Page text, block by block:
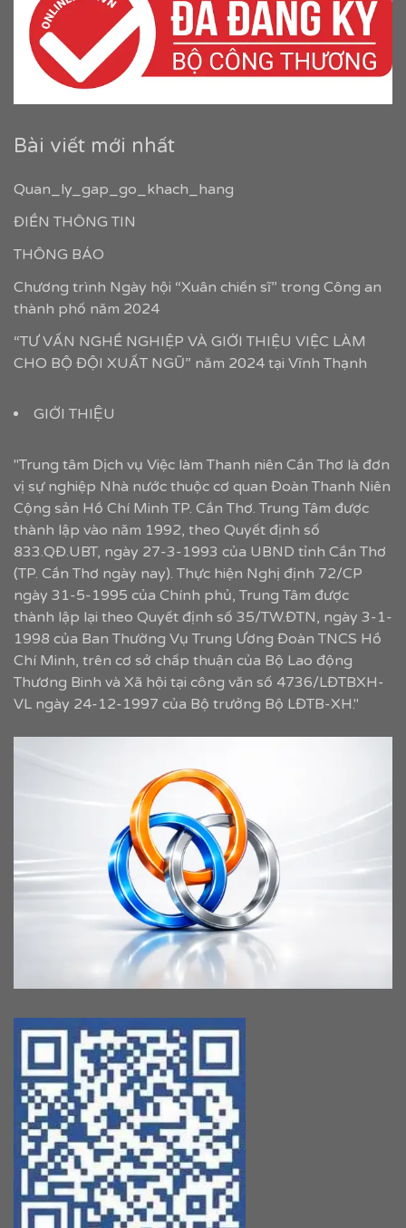
Bài viết mới nhất
Quan_ly_gap_go_khach_hang
ĐIỀN THÔNG TIN
THÔNG BÁO
Chương trình Ngày hội “Xuân chiến sĩ” trong Công an
thành phố năm 2024
“TƯ VẤN NGHỀ NGHIỆP VÀ GIỚI THIỆU VIỆC LÀM
CHO BỘ ĐỘI XUẤT NGŨ” năm 2024 tại Vĩnh Thạnh
GIỚI THIỆU
"Trung tâm Dịch vụ Việc làm Thanh niên Cần Thơ là đơn
vị sự nghiệp Nhà nước thuộc cơ quan Đoàn Thanh Niên
Cộng sản Hồ Chí Minh TP. Cần Thơ. Trung Tâm được
thành lập vào năm 1992, theo Quyết định số
833.QĐ.UBT, ngày 27-3-1993 của UBND tỉnh Cần Thơ
(TP. Cần Thơ ngày nay). Thực hiện Nghị định 72/CP
ngày 31-5-1995 của Chính phủ, Trung Tâm được
thành lập lại theo Quyết định số 35/TW.ĐTN, ngày 3-1-
1998 của Ban Thường Vụ Trung Ương Đoàn TNCS Hồ
Chí Minh, trên cơ sở chấp thuận của Bộ Lao động
Thương Binh và Xã hội tại công văn số 4736/LĐTBXH-
VL ngày 24-12-1997 của Bộ trưởng Bộ LĐTB-XH."